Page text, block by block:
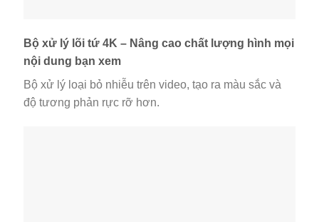
Bộ xử lý lõi tứ 4K – Nâng cao chất lượng hình mọi
nội dung bạn xem
Bộ xử lý loại bỏ nhiễu trên video, tạo ra màu sắc và
độ tương phản rực rỡ hơn.